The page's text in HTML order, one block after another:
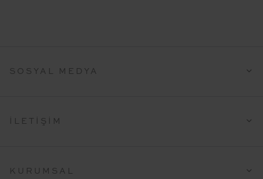
SOSYAL MEDYA
İLETIŞIM
KURUMSAL